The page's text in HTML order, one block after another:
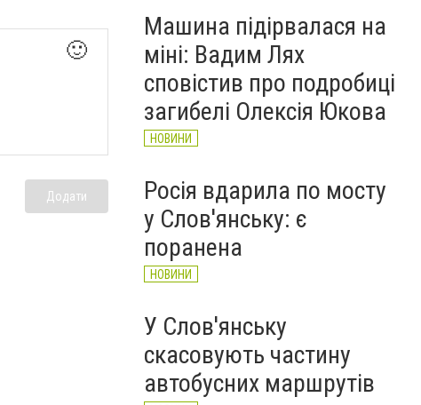
🙂
Додати
Машина підірвалася на
міні: Вадим Лях
сповістив про подробиці
загибелі Олексія Юкова
НОВИНИ
Росія вдарила по мосту
у Слов'янську: є
поранена
НОВИНИ
У Слов'янську
скасовують частину
автобусних маршрутів